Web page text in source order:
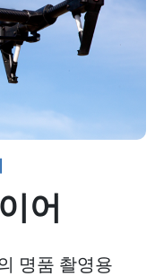
어
명품 촬영용